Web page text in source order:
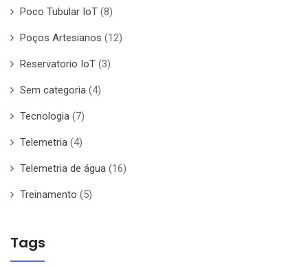
Poco Tubular IoT (8)
Poços Artesianos (12)
Reservatorio IoT (3)
Sem categoria (4)
Tecnologia (7)
Telemetria (4)
Telemetria de água (16)
Treinamento (5)
Tags